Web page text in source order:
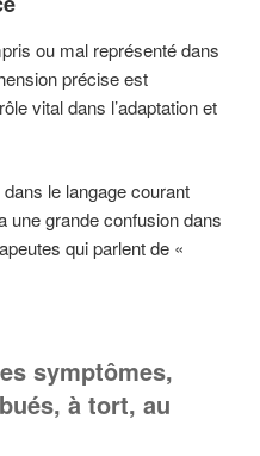
ou mal représenté dans
précise est
vital dans l’adaptation et
le langage courant
une grande confusion dans
qui parlent de «
symptômes,
à tort, au